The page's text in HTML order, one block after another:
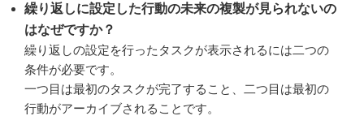
繰り返しに設定した行動の未来の複製が見られないの
はなぜですか？
繰り返しの設定を行ったタスクが表示されるには二つの
条件が必要です。
一つ目は最初のタスクが完了すること、二つ目は最初の
行動がアーカイブされることです。